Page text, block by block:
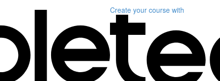
Create your course with